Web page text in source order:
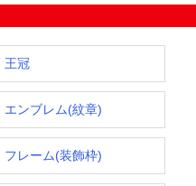
王冠
エンブレム(紋章)
フレーム(装飾枠)